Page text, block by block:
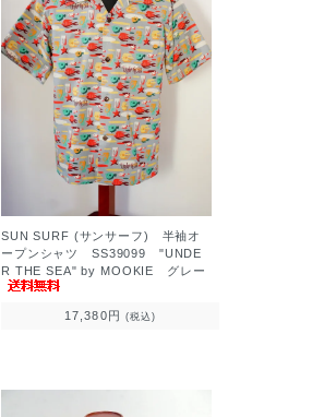
SUN SURF (サンサーフ) 半袖オ
ープンシャツ SS39099 "UNDE
R THE SEA" by MOOKIE グレー
17,380円 (税込)